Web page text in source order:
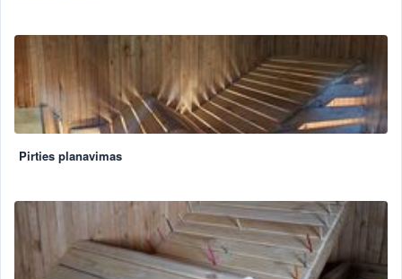
Pirties planavimas